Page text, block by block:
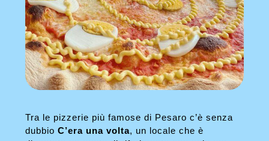
Tra le pizzerie più famose di Pesaro c’è senza
dubbioC’era una volta, un locale che è